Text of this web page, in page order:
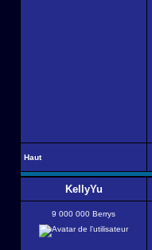
Haut
KellyYu
9 000 000 Berrys